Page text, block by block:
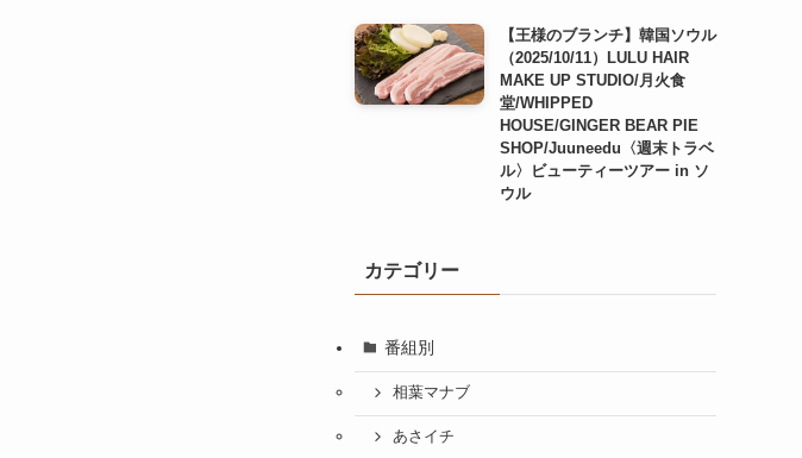
【王様のブランチ】韓国ソウル
（2025/10/11）LULU HAIR
MAKE UP STUDIO/月火食
堂/WHIPPED
HOUSE/GINGER BEAR PIE
SHOP/Juuneedu〈週末トラベ
ル〉ビューティーツアー in ソ
ウル
カテゴリー
番組別
相葉マナブ
あさイチ